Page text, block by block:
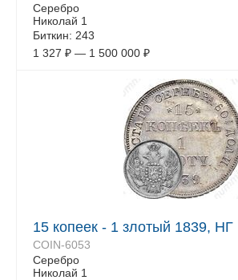
Серебро
Николай 1
Биткин: 243
1 327 ₽ — 1 500 000 ₽
15 копеек - 1 злотый 1839, НГ
COIN-6053
Серебро
Николай 1